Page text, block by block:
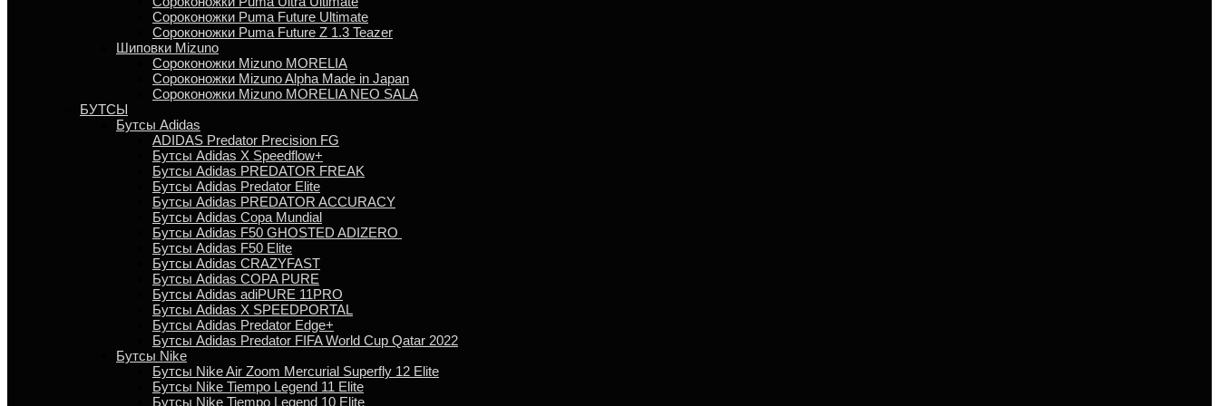
Сороконожки Puma Future Ultimate
Сороконожки Puma Future Z 1.3 Teazer
Шиповки Mizuno
Сороконожки Mizuno MORELIA
Сороконожки Mizuno Alpha Made in Japan
Сороконожки Mizuno MORELIA NEO SALA
БУТСЫ
Бутсы Adidas
ADIDAS Predator Precision FG
Бутсы Аdidas X Speedflow+
Бутсы Adidas PREDATOR FREAK
Бутсы Adidas Predator Elite
Бутсы Adidas PREDATOR ACCURACY
Бутсы Adidas Copa Mundial
Бутсы Аdidas F50 GHOSTED ADIZERO
Бутсы Adidas F50 Elite
Бутсы Adidas CRAZYFAST
Бутсы Adidas COPA PURE
Бутсы Adidas adiPURE 11PRO
Бутсы Аdidas X SPEEDPORTAL
Бутсы Аdidas Predator Edge+
Бутсы Аdidas Predator FIFA World Cup Qatar 2022
Бутсы Nike
Бутсы Nike Air Zoom Mercurial Superfly 12 Elite
Бутсы Nike Tiempo Legend 11 Elite
Бутсы Nike Tiempo Legend 10 Elite